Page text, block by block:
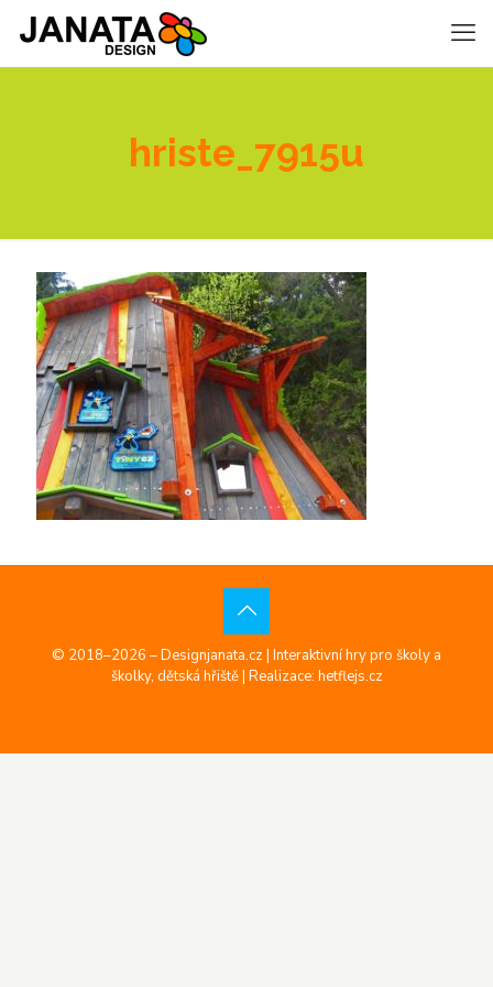
hriste_7915u
© 2018–2026 – Designjanata.cz | Interaktivní hry pro školy a
školky, dětská hřiště | Realizace: hetflejs.cz